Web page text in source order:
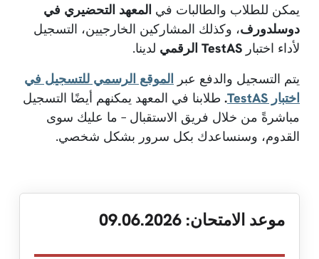
يمكن للطلاب والطالبات في المعهد التحضيري في
دوسلدورف، وكذلك المشاركين الخارجيين، التسجيل
لأداء اختبار TestAS الرقمي
لدينا.
يتم التسجيل والدفع عبر الموقع الرسمي للتسجيل في
اختبار TestAS
. طلابنا في المعهد يمكنهم أيضًا التسجيل
مباشرةً من خلال فريق الاستقبال – ما عليك سوى
القدوم، وسنساعدك بكل سرور بشكل شخصي.
موعد الامتحان: 09.06.2026